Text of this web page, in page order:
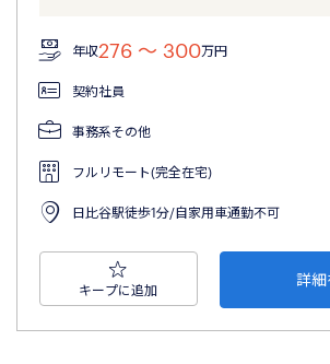
年収276 〜 300万円
契約社員
事務系その他
フルリモート(完全在宅)
日比谷駅徒歩1分/自家用車通勤不可
キープに追加
詳細